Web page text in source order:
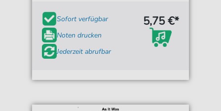
Sofort verfügbar
Noten drucken
Jederzeit abrufbar
5,75 €*